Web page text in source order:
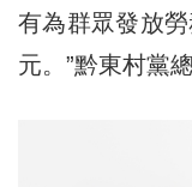
有為群眾發放
元。”黔東村黨